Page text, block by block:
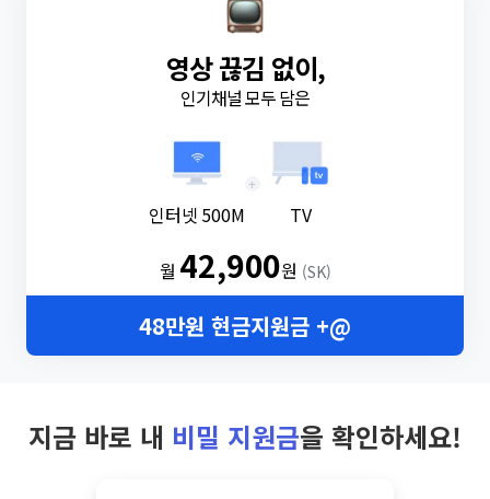
영상 끊김 없이,
인기채널 모두 담은
인터넷 500M
+
TV
월 42,900원 (SK)
48만원 현금지원금 +@
지금 바로 내 비밀 지원금을 확인하세요!